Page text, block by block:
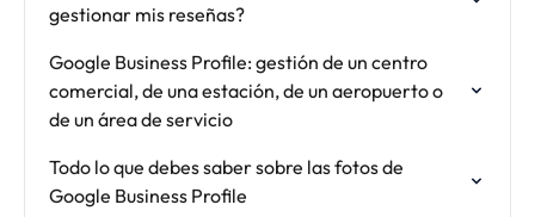
gestionar mis reseñas?
Google Business Profile: gestión de un centro
comercial, de una estación, de un aeropuerto o
de un área de servicio
Todo lo que debes saber sobre las fotos de
Google Business Profile